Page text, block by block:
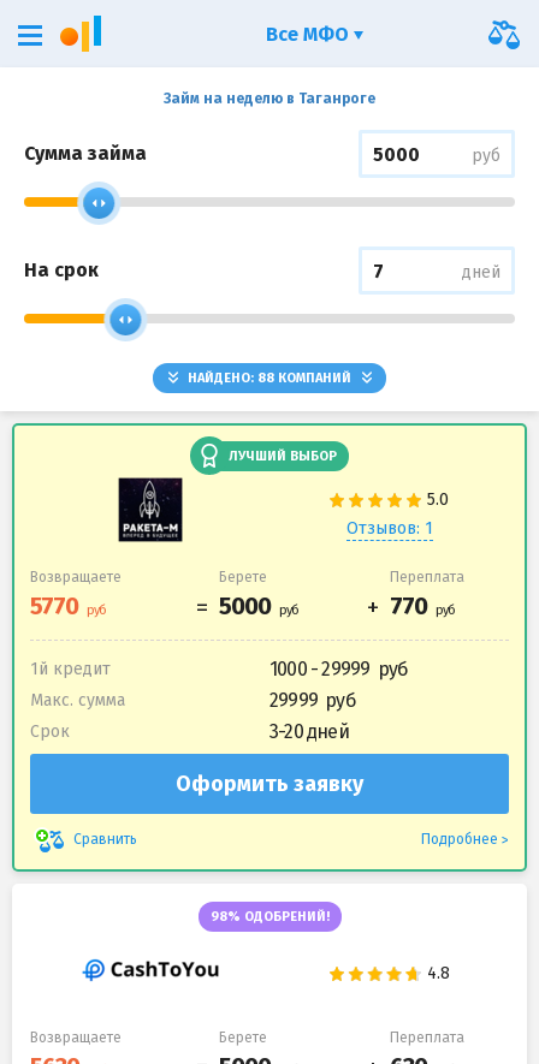
Займ на неделю в Таганроге
Сумма займа руб
На срок дней
НАЙДЕНО: 88 КОМПАНИЙ
ЛУЧШИЙ ВЫБОР
Отзывов: 1
Возвращаете Берете Переплата
1й кредит 1000 - 29999
Макс. сумма 29999
Срок 3-20 дней
Оформить заявку
Сравнить Подробнее
98% ОДОБРЕНИЙ!
Возвращаете Берете Переплата
Все МФО